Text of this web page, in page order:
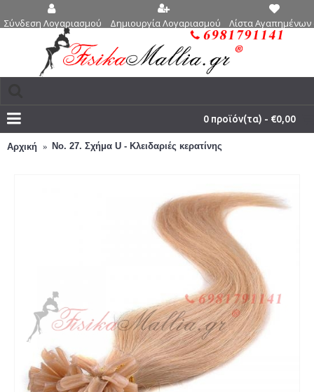
Σύνδεση Λογαριασμού Δημιουργία Λογαριασμού Λίστα Αγαπημένων
0 προϊόν(τα) - €0,00
Αρχική Νο. 27. Σχήμα U - Κλειδαριές κερατίνης